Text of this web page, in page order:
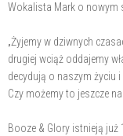
Wokalista Mark o nowym
„Żyjemy w dziwnych
drugiej wciąż oddajemy
decydują o naszym życiu
Czy możemy to jeszcze
Booze & Glory istnieją